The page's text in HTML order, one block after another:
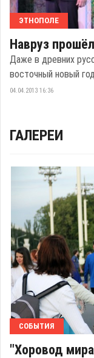
ЭТНОПОЛЕ
Навруз
Даже в древних
восточный новый год
04.04.2013 16:36
ГАЛЕРЕИ
СОБЫТИЯ
"Хоровод